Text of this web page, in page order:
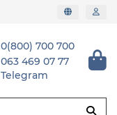
0(800) 700 700
063 469 07 77
Telegram